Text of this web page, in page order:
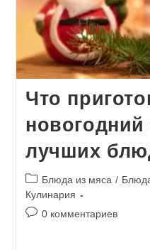
Что
новогодний
лучших
Рубрика
записи:
Блюда из мяса /
Кулинария
Комментарии
0 комментариев